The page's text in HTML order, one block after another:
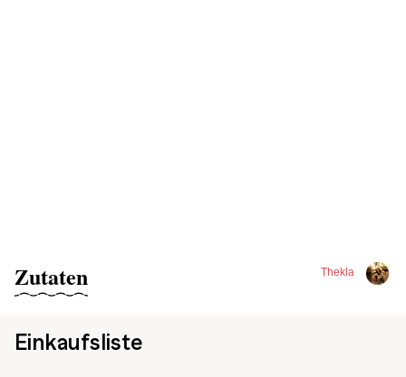
Thekla
Zutaten